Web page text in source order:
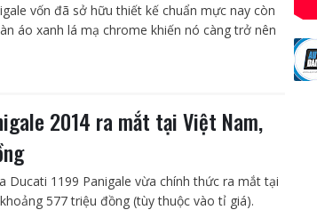
vốn đã sở hữu thiết kế chuẩn mực nay còn
áo xanh lá mạ chrome khiến nó càng trở nên
2014 ra mắt tại Việt Nam,
Ducati 1199 Panigale vừa chính thức ra mắt tại
577 triệu đồng (tùy thuộc vào tỉ giá).